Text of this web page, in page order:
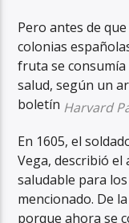
Pero antes de
colonias
fruta se
salud, según un
boletín Harvard
En 1605, el
Vega, describió el
saludable para
mencionado. De
porque ahora se